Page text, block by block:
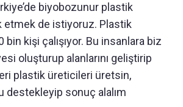
biyobozunur plastik
etmek de istiyoruz. Plastik
kişi çalışıyor. Bu insanlara biz
oluşturup alanlarını geliştirip
plastik üreticileri üretsin,
destekleyip sonuç alalım